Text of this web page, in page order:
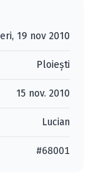
19 nov 2010
Ploieşti
15 nov. 2010
Lucian
#68001